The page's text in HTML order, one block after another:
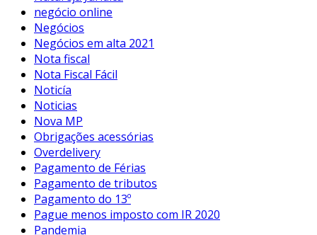
negócio online
Negócios
Negócios em alta 2021
Nota fiscal
Nota Fiscal Fácil
Noticía
Noticias
Nova MP
Obrigações acessórias
Overdelivery
Pagamento de Férias
Pagamento de tributos
Pagamento do 13º
Pague menos imposto com IR 2020
Pandemia